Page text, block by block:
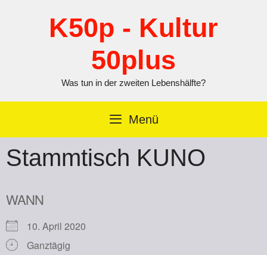
K50p - Kultur
50plus
Was tun in der zweiten Lebenshälfte?
Menü
Stammtisch KUNO
WANN
10. April 2020
Ganztägig